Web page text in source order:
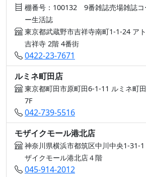
棚番号：100132 9番雑誌売場雑誌コ
ー生活誌
東京都武蔵野市吉祥寺南町1-1-24 ア
吉祥寺 2階 4番街
0422-23-7671
ルミネ町田店
東京都町田市原町田6-1-11 ルミネ町
7F
042-739-5516
モザイクモール港北店
神奈川県横浜市都筑区中川中央1-
ザイクモール港北店４階
045-914-2012